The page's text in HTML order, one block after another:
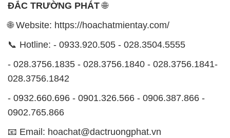
ĐẮC TRƯỜNG PHÁT🌐
🌐 Website: https://hoachatmientay.com/
📞 Hotline: - 0933.920.505 - 028.3504.5555
- 028.3756.1835 - 028.3756.1840 - 028.3756.1841-
028.3756.1842
- 0932.660.696 - 0901.326.566 - 0906.387.866 -
0902.765.866
📧 Email: hoachat@dactruongphat.vn